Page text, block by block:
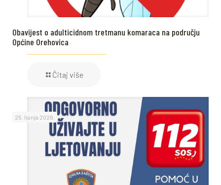
Obavijest o adulticidnom tretmanu komaraca na području
Općine Orehovica
Čitaj više
25. lipnja 2026.